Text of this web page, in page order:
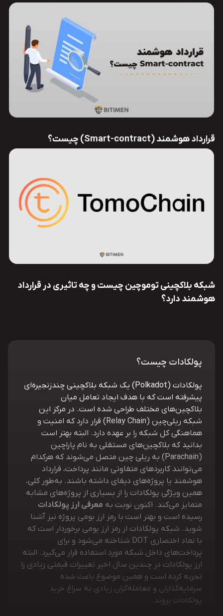
قرارداد هوشمند (Smart-contract) چیست؟
شبکه بلاکچینی توموچین چیست و چه تاثیری در قرارداد
هوشمند دارد؟
پولکادات چیست؟
پولکادات (Polkadot) یک شبکه بلاکچینی چندزنجیره‌ای
پیشرفته است که با هدف ایجاد تعامل میان
بلاکچین‌های مختلف طراحی شده است. در مرکز این
شبکه ریلی‌چین (Relay Chain) قرار دارد که امنیت و
هماهنگی کل شبکه را بر عهده دارد. البته بهتر است
بدانید که بلاکچین‌های مستقلی به نام پاراچین
(Parachain) به ریلی چین متصل می‌شوند که هرکدام
می‌توانند کاربردهای متفاوتی مانند پرداخت، قرارداد
هوشمند یا پروژه‌های دیفای داشته باشند. به‌‌طور کلی،
همین ویژگی پولکادات را از بسیاری از پروژه‌های مشابه
متمایز می‌کند. اکنون نوبت به معرفی ارز پولکادات
رسیده است و بهتر است با رمز ارز بومی پروژه نیز آشنا
شوید. شبکه پولکادات از رمز ارز بومی برخوردار است که
با نماد اختصاری DOT شناخته می‌شود و برای
پرداخت‌های داخل شبکه مورد استفاده قرار می‌گیرد. البته
ارز پولکادات در چندین سال اخیر تغییرات قیمتی زیادی را
تجربه کرده است و همین موضوع باعث شده
سرمایه‌گذاران و معامله‌گران زیادی به سراغ خرید
پولکادات بروند.